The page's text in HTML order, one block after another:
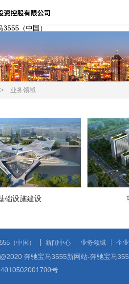
（中国）
> 业务领域
础设施建设
（中国） 新闻中心 业务领域 企
奔驰宝马3555新网站-奔驰宝马
号